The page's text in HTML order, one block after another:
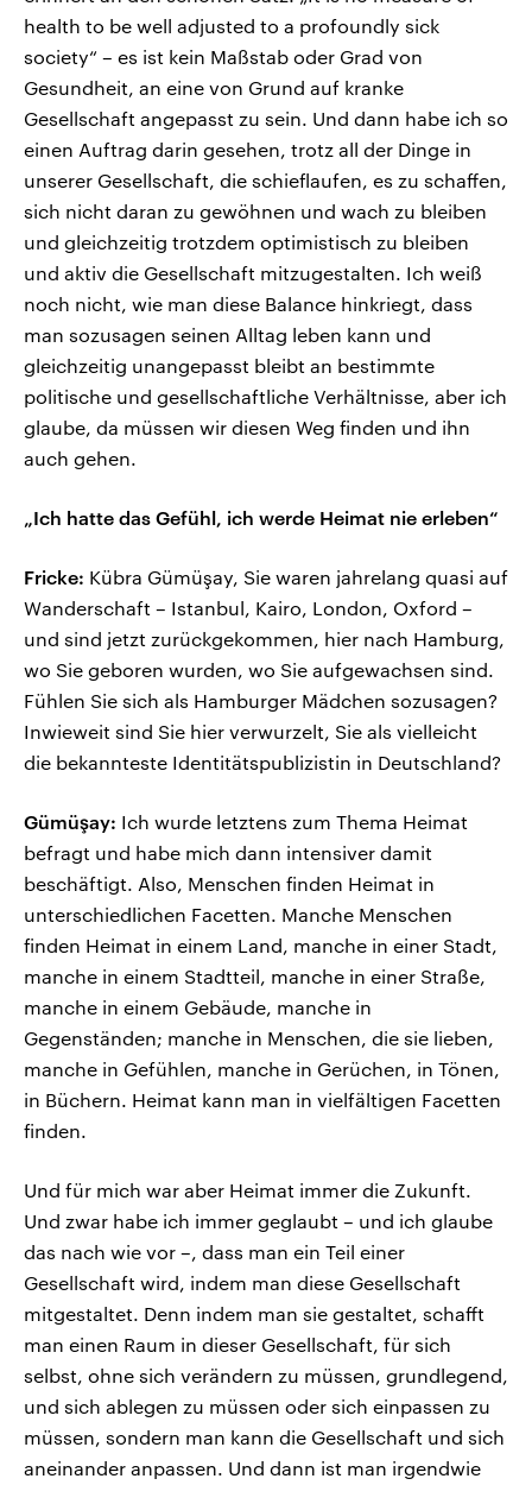
health to be well adjusted to a profoundly sick
society“ – es ist kein Maßstab oder Grad von
Gesundheit, an eine von Grund auf kranke
Gesellschaft angepasst zu sein. Und dann habe ich so
einen Auftrag darin gesehen, trotz all der Dinge in
unserer Gesellschaft, die schieflaufen, es zu schaffen,
sich nicht daran zu gewöhnen und wach zu bleiben
und gleichzeitig trotzdem optimistisch zu bleiben
und aktiv die Gesellschaft mitzugestalten. Ich weiß
noch nicht, wie man diese Balance hinkriegt, dass
man sozusagen seinen Alltag leben kann und
gleichzeitig unangepasst bleibt an bestimmte
politische und gesellschaftliche Verhältnisse, aber ich
glaube, da müssen wir diesen Weg finden und ihn
auch gehen.
„Ich hatte das Gefühl, ich werde Heimat nie erleben“
Fricke: Kübra Gümüşay, Sie waren jahrelang quasi auf
Wanderschaft – Istanbul, Kairo, London, Oxford –
und sind jetzt zurückgekommen, hier nach Hamburg,
wo Sie geboren wurden, wo Sie aufgewachsen sind.
Fühlen Sie sich als Hamburger Mädchen sozusagen?
Inwieweit sind Sie hier verwurzelt, Sie als vielleicht
die bekannteste Identitätspublizistin in Deutschland?
Gümüşay: Ich wurde letztens zum Thema Heimat
befragt und habe mich dann intensiver damit
beschäftigt. Also, Menschen finden Heimat in
unterschiedlichen Facetten. Manche Menschen
finden Heimat in einem Land, manche in einer Stadt,
manche in einem Stadtteil, manche in einer Straße,
manche in einem Gebäude, manche in
Gegenständen; manche in Menschen, die sie lieben,
manche in Gefühlen, manche in Gerüchen, in Tönen,
in Büchern. Heimat kann man in vielfältigen Facetten
finden.
Und für mich war aber Heimat immer die Zukunft.
Und zwar habe ich immer geglaubt – und ich glaube
das nach wie vor –, dass man ein Teil einer
Gesellschaft wird, indem man diese Gesellschaft
mitgestaltet. Denn indem man sie gestaltet, schafft
man einen Raum in dieser Gesellschaft, für sich
selbst, ohne sich verändern zu müssen, grundlegend,
und sich ablegen zu müssen oder sich einpassen zu
müssen, sondern man kann die Gesellschaft und sich
aneinander anpassen. Und dann ist man irgendwie